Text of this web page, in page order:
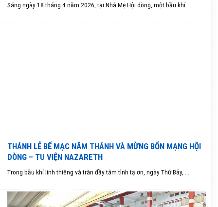
Sáng ngày 18 tháng 4 năm 2026, tại Nhà Mẹ Hội dòng, một bầu khí ...
THÁNH LỄ BẾ MẠC NĂM THÁNH VÀ MỪNG BỔN MẠNG HỘI
DÒNG – TU VIỆN NAZARETH
Trong bầu khí linh thiêng và tràn đầy tâm tình tạ ơn, ngày Thứ Bảy, ...